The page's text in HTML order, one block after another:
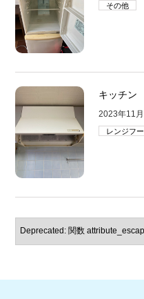
その他
キッチン
2023年11
レンジフ